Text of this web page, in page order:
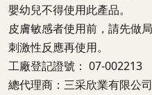
嬰幼兒不得使用此產品。
皮膚敏感者使用前，請先做
刺激性反應再使用。
工廠登記證號： 07-002213
總代理商：三采欣業有限公司